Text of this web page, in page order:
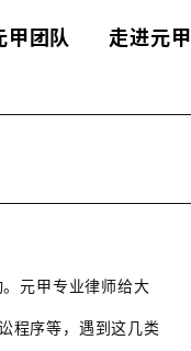
甲团队 走进元甲
元甲专业律师给大
程序等，遇到这几类